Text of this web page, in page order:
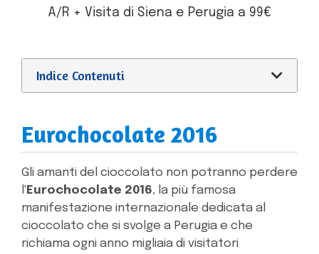
A/R + Visita di Siena e Perugia a 99€
Indice Contenuti
Eurochocolate 2016
Gli amanti del cioccolato non potranno perdere
l'Eurochocolate 2016, la più famosa
manifestazione internazionale dedicata al
cioccolato che si svolge a Perugia e che
richiama ogni anno migliaia di visitatori